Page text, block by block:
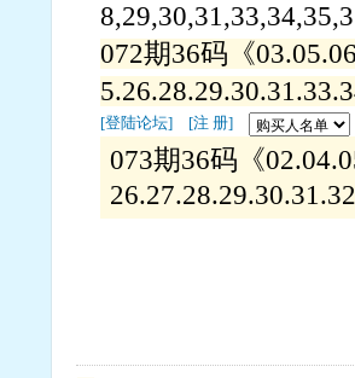
072期36码《
[登陆论坛] [注 册]
073期36码《